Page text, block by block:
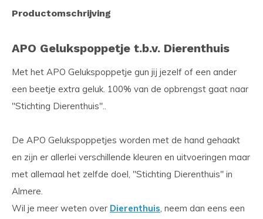
Productomschrijving
APO Gelukspoppetje t.b.v. Dierenthuis
Met het APO Gelukspoppetje gun jij jezelf of een ander
een beetje extra geluk. 100% van de opbrengst gaat naar
''Stichting Dierenthuis''..
De APO Gelukspoppetjes worden met de hand gehaakt
en zijn er allerlei verschillende kleuren en uitvoeringen maar
met allemaal het zelfde doel, ''Stichting Dierenthuis'' in
Almere.
Wil je meer weten over Dierenthuis, neem dan eens een